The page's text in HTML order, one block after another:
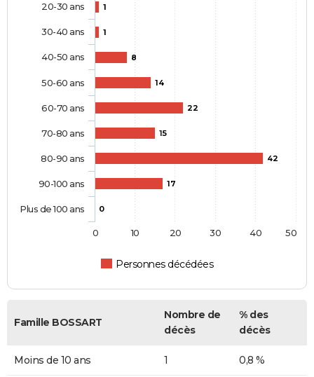
1
1
8
14
22
15
42
17
0
Personnes décédées
20-30 ans
30-40 ans
40-50 ans
50-60 ans
60-70 ans
70-80 ans
80-90 ans
90-100 ans
Plus de 100 ans
0 10 20 30 40 50
Famille BOSSART
Nombre de
décès
% des
décès
Moins de 10 ans 1 0,8 %